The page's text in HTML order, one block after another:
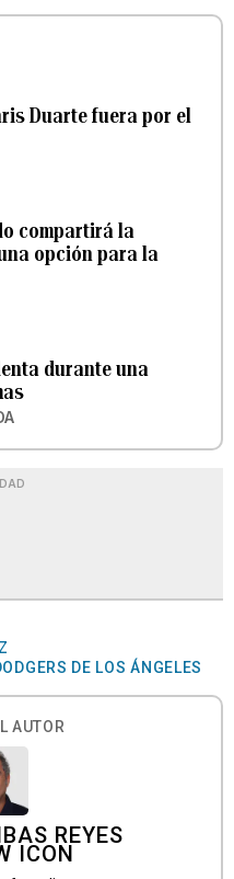
Duarte fuera por el
compartirá la
opción para la
durante una
DE LOS ÁNGELES
AUTOR
REYES